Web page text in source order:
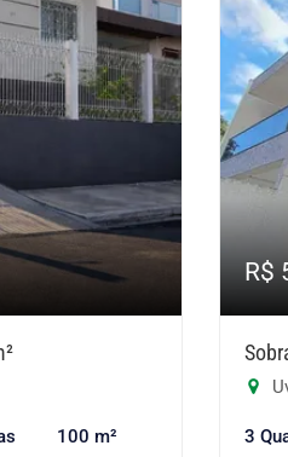
100 m²
R$
3